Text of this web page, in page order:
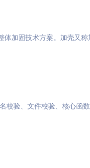
体加固技术方案。加壳又
校验、文件校验、核心函